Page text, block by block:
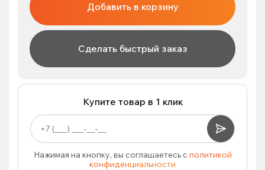
Добавить в корзину
Сделать быстрый заказ
Купите товар в 1 клик
Нажимая на кнопку, вы соглашаетесь с политикой
конфиденциальности